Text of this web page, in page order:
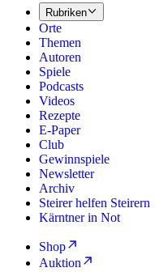
Rubriken
Orte
Themen
Autoren
Spiele
Podcasts
Videos
Rezepte
E-Paper
Club
Gewinnspiele
Newsletter
Archiv
Steirer helfen Steirern
Kärntner in Not
Shop
Auktion